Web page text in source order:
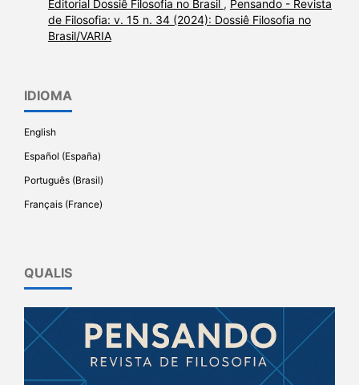
Editorial Dossiê Filosofia no Brasil , Pensando - Revista
de Filosofia: v. 15 n. 34 (2024): Dossiê Filosofia no
Brasil/VARIA
IDIOMA
English
Español (España)
Português (Brasil)
Français (France)
QUALIS